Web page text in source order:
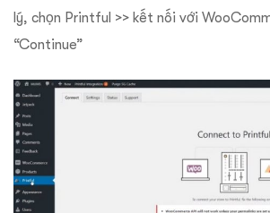
lý, chọn Printful >> kết nối với
“Continue”